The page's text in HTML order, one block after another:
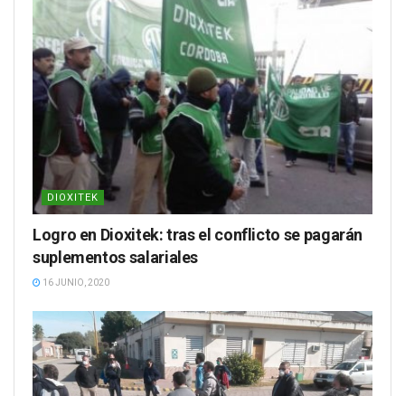
DIOXITEK
Logro en Dioxitek: tras el conflicto se pagarán
suplementos salariales
16 JUNIO, 2020